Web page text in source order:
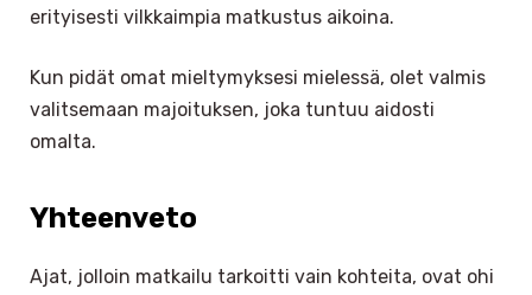
erityisesti vilkkaimpia matkustus aikoina.
Kun pidät omat mieltymyksesi mielessä, olet valmis
valitsemaan majoituksen, joka tuntuu aidosti
omalta.
Yhteenveto
Ajat, jolloin matkailu tarkoitti vain kohteita, ovat ohi